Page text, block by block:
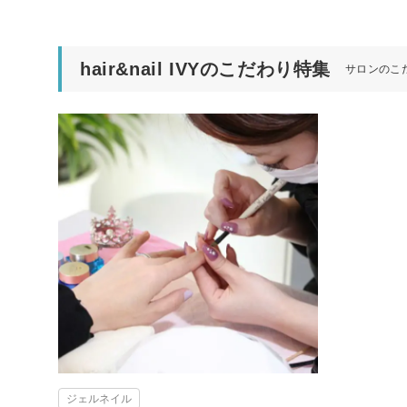
hair&nail IVYのこだわり特集 サロンのこ
ジェルネイル